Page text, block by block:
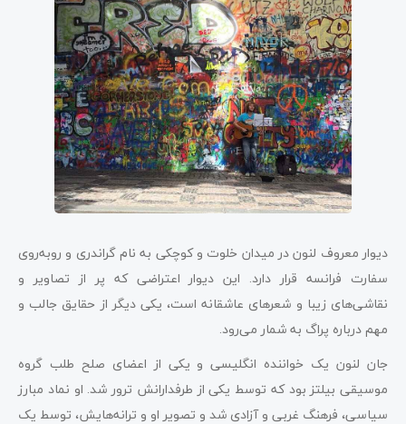
دیوار معروف لنون در میدان خلوت و کوچکی به نام گراندری و روبه‌روی
سفارت فرانسه قرار دارد. این دیوار اعتراضی که پر از تصاویر و
نقاشی‌های زیبا و شعرهای عاشقانه است، یکی دیگر از حقایق جالب و
مهم درباره پراگ به شمار می‌رود.
جان لنون یک خواننده انگلیسی و یکی از اعضای صلح طلب گروه
موسیقی بیلتز بود که توسط یکی از طرفدارانش ترور شد. او نماد مبارز
سیاسی، فرهنگ غربی و آزادی شد و تصویر او و ترانه‌هایش، توسط یک